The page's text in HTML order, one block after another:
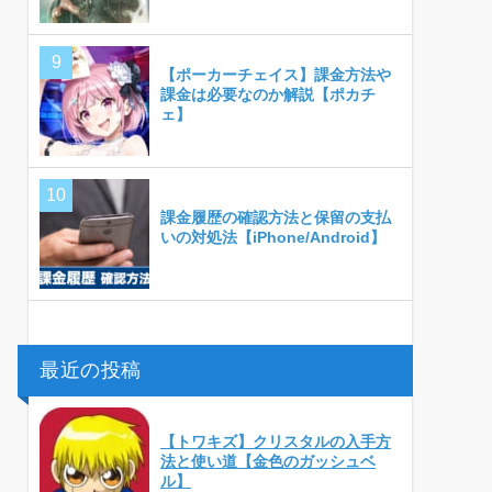
【ポーカーチェイス】課金方法や
課金は必要なのか解説【ポカチ
ェ】
課金履歴の確認方法と保留の支払
いの対処法【iPhone/Android】
最近の投稿
【トワキズ】クリスタルの入手方
法と使い道【金色のガッシュベ
ル】